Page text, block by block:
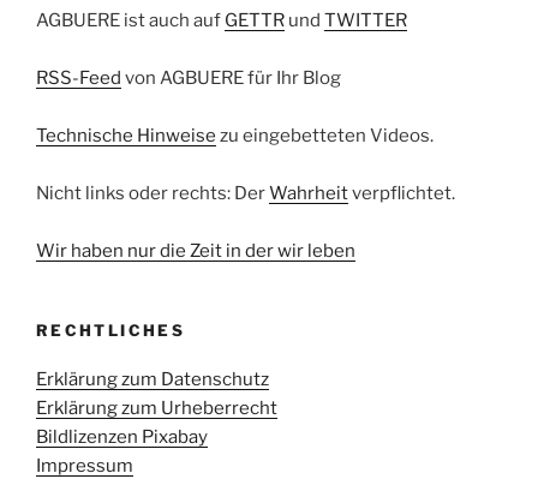
AGBUERE ist auch auf GETTR und TWITTER
RSS-Feed von AGBUERE für Ihr Blog
Technische Hinweise zu eingebetteten Videos.
Nicht links oder rechts: DerWahrheitverpflichtet.
Wir haben nur die Zeit in der wir leben
RECHTLICHES
Erklärung zum Datenschutz
Erklärung zum Urheberrecht
Bildlizenzen Pixabay
Impressum